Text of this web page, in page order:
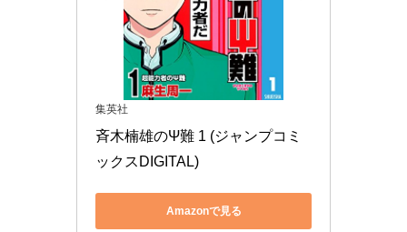
集英社
斉木楠雄のΨ難 1 (ジャンプコミ
ックスDIGITAL)
Amazonで見る